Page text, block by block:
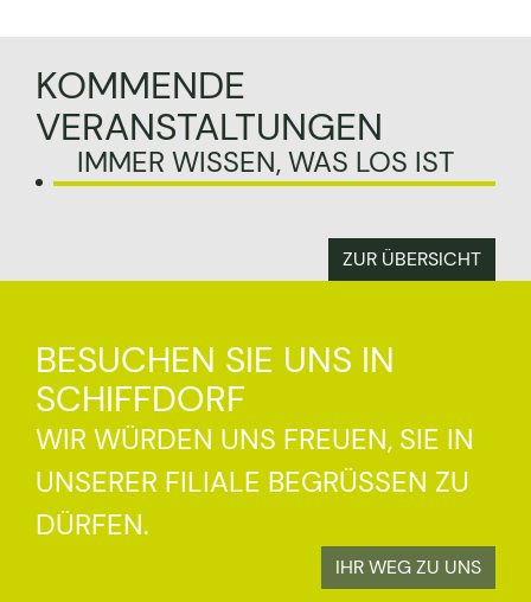
KOMMENDE
VERANSTALTUNGEN
IMMER WISSEN, WAS LOS IST
ZUR ÜBERSICHT
BESUCHEN SIE UNS IN
SCHIFFDORF
WIR WÜRDEN UNS FREUEN, SIE IN
UNSERER FILIALE BEGRÜSSEN ZU D
ÜRFEN.
IHR WEG ZU UNS